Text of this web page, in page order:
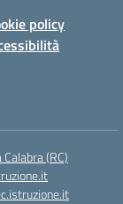
policy
(RC)